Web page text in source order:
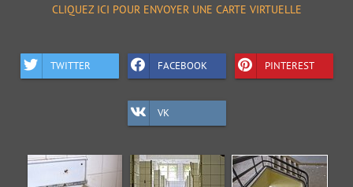
CLIQUEZ ICI POUR ENVOYER UNE CARTE VIRTUELLE
TWITTER FACEBOOK PINTEREST
VK